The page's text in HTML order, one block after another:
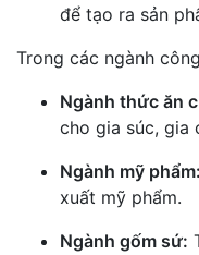
để tạo ra sản
Trong các ngành
Ngành thức ăn
cho gia súc, gia
Ngành mỹ phẩm:
xuất mỹ phẩm.
Ngành gốm sứ: